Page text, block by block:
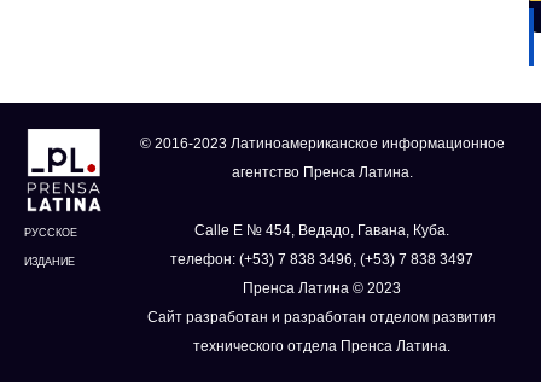
РУССКОЕ
ИЗДАНИЕ
© 2016-2023 Латиноамериканское информационное
агентство Пренса Латина.
Calle E № 454, Ведадо, Гавана, Куба.
телефон: (+53) 7 838 3496, (+53) 7 838 3497
Пренса Латина © 2023
Сайт разработан и разработан отделом развития
технического отдела Пренса Латина.